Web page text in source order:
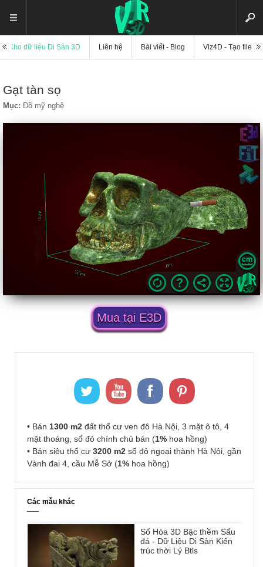
Kho dữ liệu Di Sản 3D Liên hệ Bài viết - Blog Viz4D - Tạo file
Gạt tàn sọ
Mục: Đồ mỹ nghệ
Mua tại E3D
• Bán 1300 m2 đất thổ cư ven đô Hà Nội, 3 mặt ô tô, 4
mặt thoáng, sổ đỏ chính chủ bán (1% hoa hồng)
• Bán siêu thổ cư 3200 m2 sổ đỏ ngoại thành Hà Nội, gần
Vành đai 4, cầu Mễ Sở (1% hoa hồng)
Các mẫu khác
Số Hóa 3D Bậc thềm Sấu
đá - Dữ Liệu Di Sản Kiến
trúc thời Lý Btls